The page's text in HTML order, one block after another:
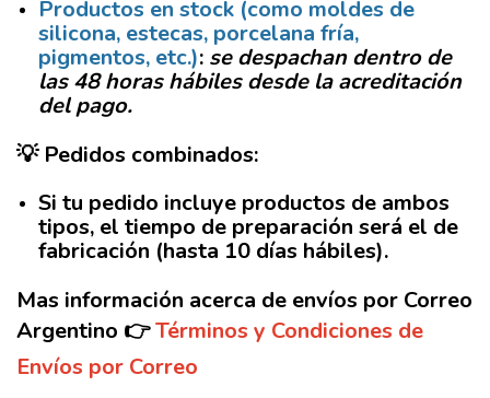
Productos en stock (como moldes de
silicona, estecas, porcelana fría,
pigmentos, etc.): se despachan dentro de
las48 horas hábilesdesde la acreditación
del pago.
💡 Pedidos combinados:
Si tu pedido incluye productos de ambos
tipos, el tiempo de preparación será el de
fabricación (hasta 10 días hábiles).
Mas información acerca de envíos por Correo
Argentino 👉​Términos y Condiciones de
Envíos por Correo